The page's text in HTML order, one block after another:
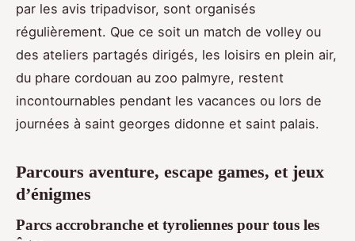
par les avis tripadvisor, sont organisés
régulièrement. Que ce soit un match de volley ou
des ateliers partagés dirigés, les loisirs en plein air,
du phare cordouan au zoo palmyre, restent
incontournables pendant les vacances ou lors de
journées à saint georges didonne et saint palais.
Parcours aventure, escape games, et jeux
d’énigmes
Parcs accrobranche et tyroliennes pour tous les